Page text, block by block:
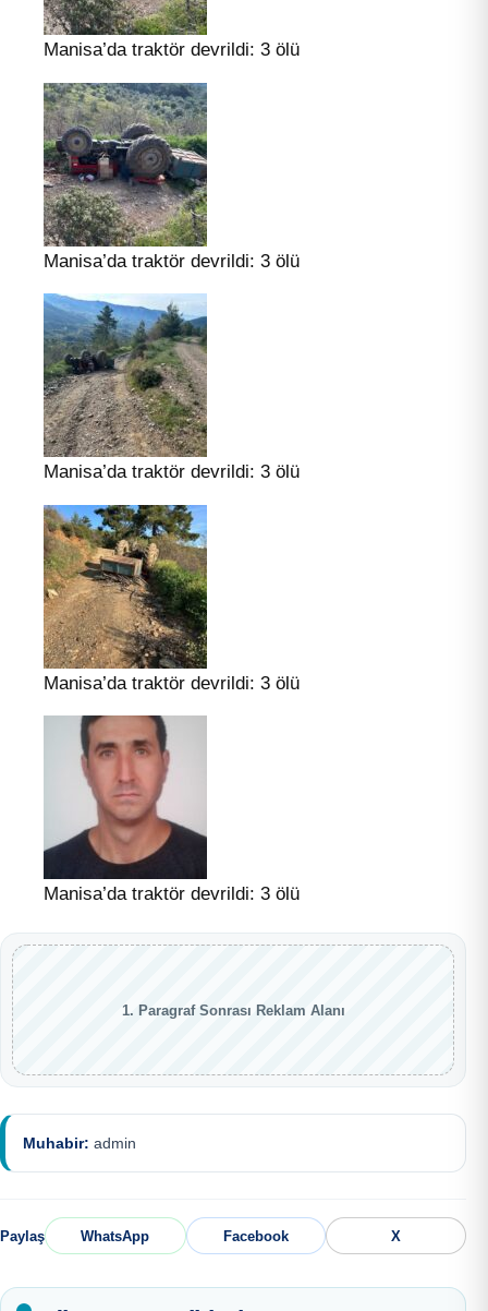
Manisa’da traktör devrildi: 3 ölü
Manisa’da traktör devrildi: 3 ölü
Manisa’da traktör devrildi: 3 ölü
Manisa’da traktör devrildi: 3 ölü
Manisa’da traktör devrildi: 3 ölü
1. Paragraf Sonrası Reklam Alanı
Muhabir: admin
Paylaş WhatsApp Facebook X